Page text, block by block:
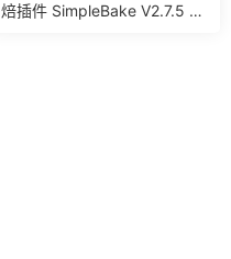
焙插件 SimpleBake V2.7.5 –